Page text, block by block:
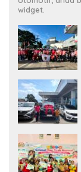
widget.